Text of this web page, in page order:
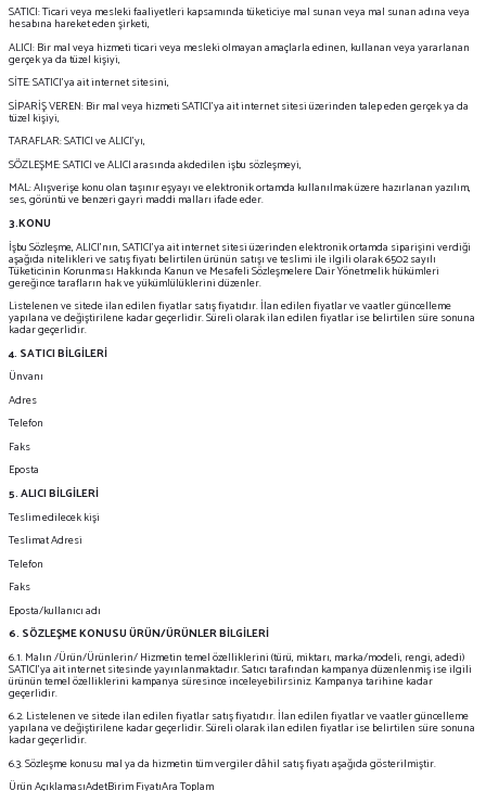
SATICI: Ticari veya mesleki faaliyetleri kapsamında tüketiciye mal sunan veya mal sunan adına veya
hesabına hareket eden şirketi,
ALICI: Bir mal veya hizmeti ticari veya mesleki olmayan amaçlarla edinen, kullanan veya yararlanan
gerçek ya da tüzel kişiyi,
SİTE: SATICI’ya ait internet sitesini,
SİPARİŞ VEREN: Bir mal veya hizmeti SATICI’ya ait internet sitesi üzerinden talep eden gerçek ya da
tüzel kişiyi,
TARAFLAR: SATICI ve ALICI’yı,
SÖZLEŞME: SATICI ve ALICI arasında akdedilen işbu sözleşmeyi,
MAL: Alışverişe konu olan taşınır eşyayı ve elektronik ortamda kullanılmak üzere hazırlanan yazılım,
ses, görüntü ve benzeri gayri maddi malları ifade eder.
3.KONU
İşbu Sözleşme, ALICI’nın, SATICI’ya ait internet sitesi üzerinden elektronik ortamda siparişini verdiği
aşağıda nitelikleri ve satış fiyatı belirtilen ürünün satışı ve teslimi ile ilgili olarak 6502 sayılı
Tüketicinin Korunması Hakkında Kanun ve Mesafeli Sözleşmelere Dair Yönetmelik hükümleri
gereğince tarafların hak ve yükümlülüklerini düzenler.
Listelenen ve sitede ilan edilen fiyatlar satış fiyatıdır. İlan edilen fiyatlar ve vaatler güncelleme
yapılana ve değiştirilene kadar geçerlidir. Süreli olarak ilan edilen fiyatlar ise belirtilen süre sonuna
kadar geçerlidir.
4. SATICI BİLGİLERİ
Ünvanı
Adres
Telefon
Faks
Eposta
5. ALICI BİLGİLERİ
Teslim edilecek kişi
Teslimat Adresi
Telefon
Faks
Eposta/kullanıcı adı
6. SÖZLEŞME KONUSU ÜRÜN/ÜRÜNLER BİLGİLERİ
6.1. Malın /Ürün/Ürünlerin/ Hizmetin temel özelliklerini (türü, miktarı, marka/modeli, rengi, adedi)
SATICI’ya ait internet sitesinde yayınlanmaktadır. Satıcı tarafından kampanya düzenlenmiş ise ilgili
ürünün temel özelliklerini kampanya süresince inceleyebilirsiniz. Kampanya tarihine kadar
geçerlidir.
6.2. Listelenen ve sitede ilan edilen fiyatlar satış fiyatıdır. İlan edilen fiyatlar ve vaatler güncelleme
yapılana ve değiştirilene kadar geçerlidir. Süreli olarak ilan edilen fiyatlar ise belirtilen süre sonuna
kadar geçerlidir.
6.3. Sözleşme konusu mal ya da hizmetin tüm vergiler dâhil satış fiyatı aşağıda gösterilmiştir.